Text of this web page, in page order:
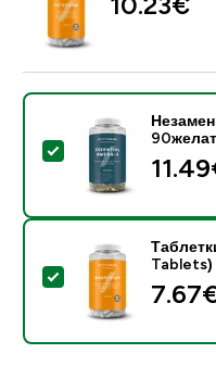
- Незаменимая
- Таблетки с
Tablets)